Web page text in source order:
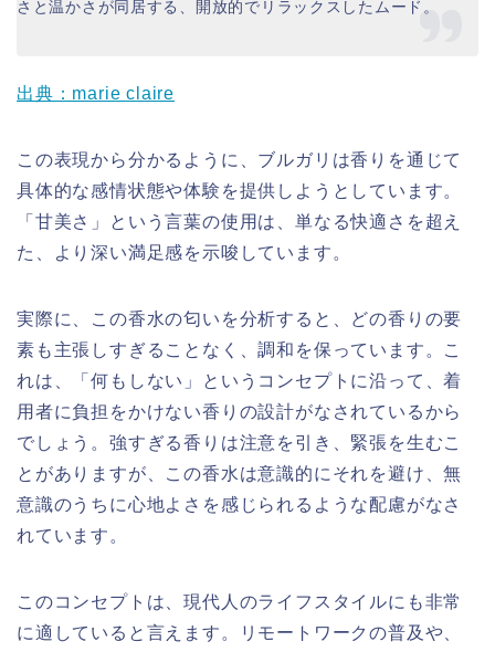
さと温かさが同居する、開放的でリラックスしたムード。
出典：marie claire
この表現から分かるように、ブルガリは香りを通じて
具体的な感情状態や体験を提供しようとしています。
「甘美さ」という言葉の使用は、単なる快適さを超え
た、より深い満足感を示唆しています。
実際に、この香水の匂いを分析すると、どの香りの要
素も主張しすぎることなく、調和を保っています。こ
れは、「何もしない」というコンセプトに沿って、着
用者に負担をかけない香りの設計がなされているから
でしょう。強すぎる香りは注意を引き、緊張を生むこ
とがありますが、この香水は意識的にそれを避け、無
意識のうちに心地よさを感じられるような配慮がなさ
れています。
このコンセプトは、現代人のライフスタイルにも非常
に適していると言えます。リモートワークの普及や、